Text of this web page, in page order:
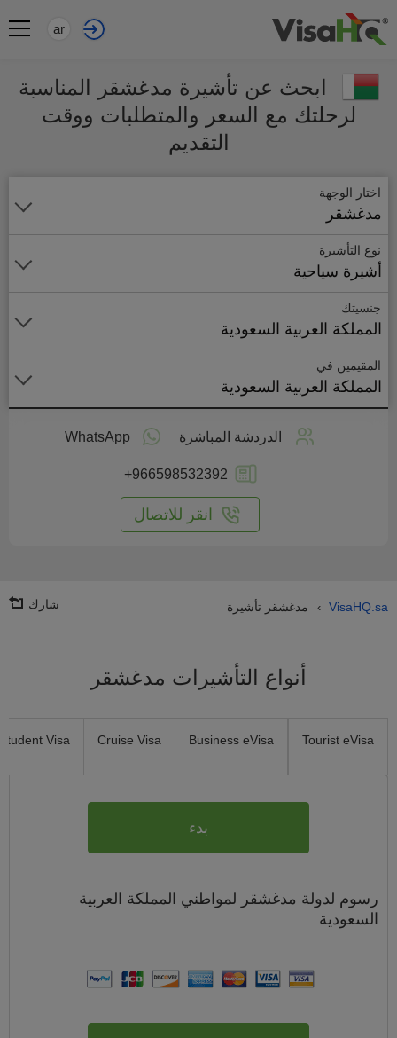
ar
ابحث عن تأشيرة مدغشقر المناسبة
لرحلتك مع السعر والمتطلبات ووقت
التقديم
اختار الوجهة
مدغشقر
نوع التأشيرة
أشيرة سياحية
جنسيتك
المملكة العربية السعودية
المقيمين في
المملكة العربية السعودية
الدردشة المباشرة WhatsApp
+966598532392
انقر للاتصال
VisaHQ.sa
› مدغشقر تأشيرة شارك
أنواع التأشيرات مدغشقر
Tourist eVisa
Business eVisa
Cruise Visa
Student Visa
بدء
رسوم لدولة مدغشقر لمواطني المملكة العربية
السعودية